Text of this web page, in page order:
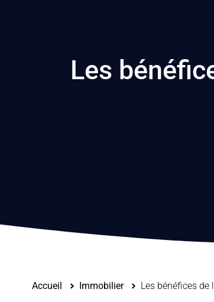
Les
Accueil Immobilier Les bénéfices